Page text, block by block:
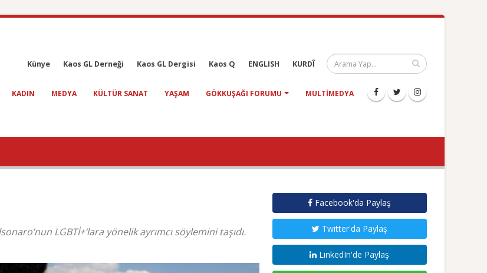
Künye Kaos GL Derneği Kaos GL Dergisi Kaos Q ENGLISH KURDÎ
KADIN MEDYA KÜLTÜR SANAT YAŞAM GÖKKUŞAĞI FORUMU MULTIMEDYA
LGBTİ+’lara yönelik ayrımcı söylemini taşıdı.
Facebook'da Paylaş
Twitter'da Paylaş
LinkedIn'de Paylaş